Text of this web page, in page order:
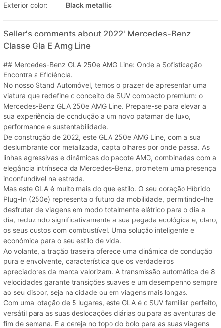
Exterior color:
Black metallic
Seller's comments about 2022' Mercedes-Benz
Classe Gla E Amg Line
## Mercedes-Benz GLA 250e AMG Line: Onde a Sofisticação
Encontra a Eficiência.
No nosso Stand Automóvel, temos o prazer de apresentar uma
viatura que redefine o conceito de SUV compacto premium: o
Mercedes-Benz GLA 250e AMG Line. Prepare-se para elevar a
sua experiência de condução a um novo patamar de luxo,
performance e sustentabilidade.
De construção de 2022, este GLA 250e AMG Line, com a sua
deslumbrante cor metalizada, capta olhares por onde passa. As
linhas agressivas e dinâmicas do pacote AMG, combinadas com a
elegância intrínseca da Mercedes-Benz, prometem uma presença
inconfundível na estrada.
Mas este GLA é muito mais do que estilo. O seu coração Híbrido
Plug-In (250e) representa o futuro da mobilidade, permitindo-lhe
desfrutar de viagens em modo totalmente elétrico para o dia a
dia, reduzindo significativamente a sua pegada ecológica e, claro,
os seus custos com combustível. Uma solução inteligente e
económica para o seu estilo de vida.
Ao volante, a tração traseira oferece uma dinâmica de condução
pura e envolvente, característica que os verdadeiros
apreciadores da marca valorizam. A transmissão automática de 8
velocidades garante transições suaves e um desempenho sempre
ao seu dispor, seja na cidade ou em viagens mais longas.
Com uma lotação de 5 lugares, este GLA é o SUV familiar perfeito,
versátil para as suas deslocações diárias ou para as aventuras de
fim de semana. E a cereja no topo do bolo para as suas viagens